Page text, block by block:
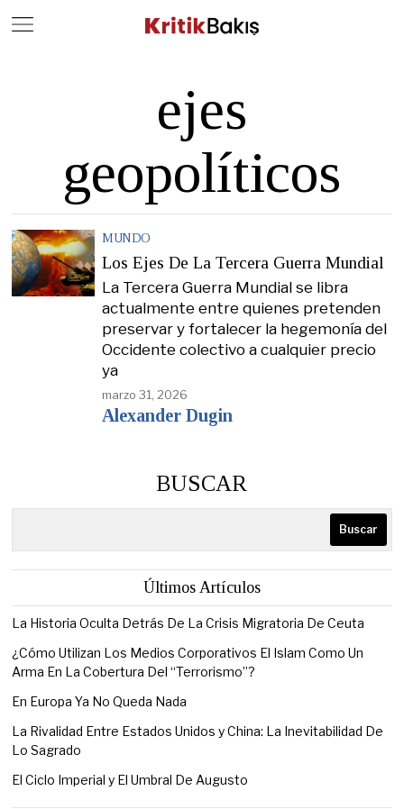
ejes
geopolíticos
MUNDO
Los Ejes De La Tercera Guerra Mundial
La Tercera Guerra Mundial se libra
actualmente entre quienes pretenden
preservar y fortalecer la hegemonía del
Occidente colectivo a cualquier precio
ya
marzo 31, 2026
Alexander Dugin
BUSCAR
Buscar
Últimos Artículos
La Historia Oculta Detrás De La Crisis Migratoria De Ceuta
¿Cómo Utilizan Los Medios Corporativos El Islam Como Un
Arma En La Cobertura Del “Terrorismo”?
En Europa Ya No Queda Nada
La Rivalidad Entre Estados Unidos y China: La Inevitabilidad De
Lo Sagrado
El Ciclo Imperial y El Umbral De Augusto